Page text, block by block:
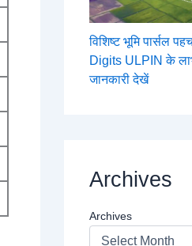
विशिष्ट भूमि पार्सल
Digits ULPIN के
जानकारी देखें
Archives
Archives